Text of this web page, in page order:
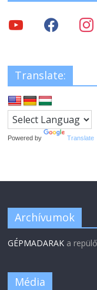
Translate:
Powered by Translate
Archívumok
GÉPMADARAK a
Média